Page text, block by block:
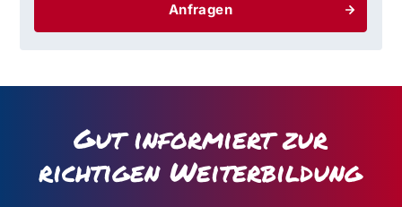
Anfragen
Gut informiert zur
richtigen Weiterbildung